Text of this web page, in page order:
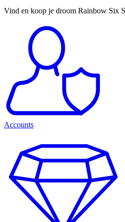
Vind en koop je droom Rainbow Six
Accounts